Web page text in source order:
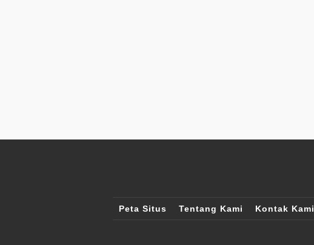
Peta Situs Tentang Kami Kontak Kami